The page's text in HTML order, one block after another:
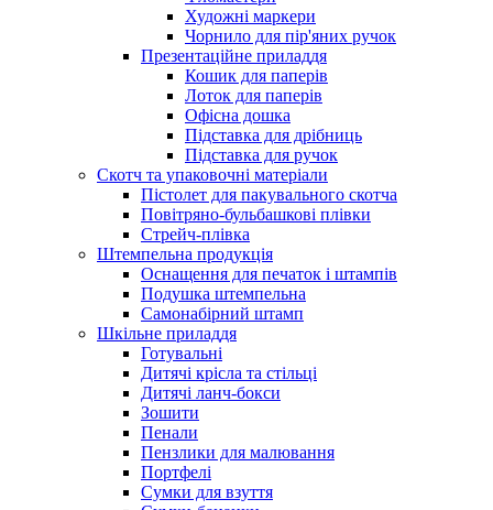
Художні маркери
Чорнило для пір'яних ручок
Презентаційне приладдя
Кошик для паперів
Лоток для паперів
Офісна дошка
Підставка для дрібниць
Підставка для ручок
Скотч та упаковочні матеріали
Пістолет для пакувального скотча
Повітряно-бульбашкові плівки
Стрейч-плівка
Штемпельна продукція
Оснащення для печаток і штампів
Подушка штемпельна
Самонабірний штамп
Шкільне приладдя
Готувальні
Дитячі крісла та стільці
Дитячі ланч-бокси
Зошити
Пенали
Пензлики для малювання
Портфелі
Сумки для взуття